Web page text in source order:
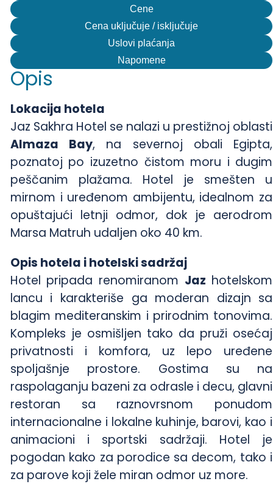
Cene
Cena uključuje / isključuje
Uslovi plaćanja
Napomene
Opis
Lokacija hotela
Jaz Sakhra Hotel se nalazi u prestižnoj oblasti
Almaza Bay, na severnoj obali Egipta,
poznatoj po izuzetno čistom moru i dugim
peščanim plažama. Hotel je smešten u
mirnom i uređenom ambijentu, idealnom za
opuštajući letnji odmor, dok je aerodrom
Marsa Matruh udaljen oko 40 km.
Opis hotela i hotelski sadržaj
Hotel pripada renomiranom Jaz hotelskom
lancu i karakteriše ga moderan dizajn sa
blagim mediteranskim i prirodnim tonovima.
Kompleks je osmišljen tako da pruži osećaj
privatnosti i komfora, uz lepo uređene
spoljašnje prostore. Gostima su na
raspolaganju bazeni za odrasle i decu, glavni
restoran sa raznovrsnom ponudom
internacionalne i lokalne kuhinje, barovi, kao i
animacioni i sportski sadržaji. Hotel je
pogodan kako za porodice sa decom, tako i
za parove koji žele miran odmor uz more.